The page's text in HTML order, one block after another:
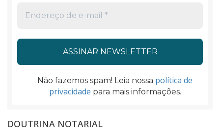
Não fazemos spam! Leia nossa política de
privacidade para mais informações.
DOUTRINA NOTARIAL